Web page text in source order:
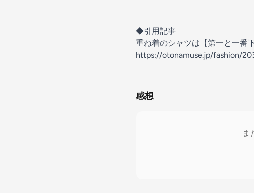
◆引用記事
重ね着のシャツは【第一と一番
https://otonamuse.jp/fashion/
感想
ま